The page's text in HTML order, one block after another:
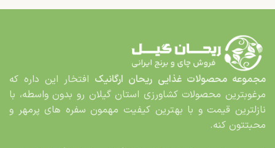
مجموعه محصولات غذایی ریحان ارگانیک افتخار این داره که
مرغوب­ترین محصولات کشاورزی استان گیلان رو بدون واسطه، با
نازلترین قیمت و با بهترین کیفیت مهمون سفره های پرمهر و
محبت­تون کنه.